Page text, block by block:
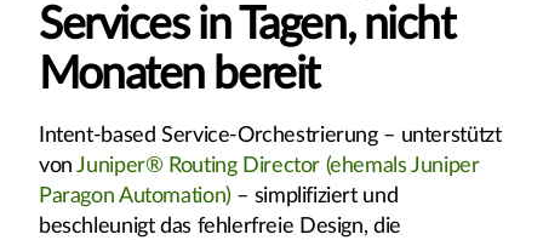
Services in Tagen, nicht
Monaten bereit
Intent-based Service-Orchestrierung – unterstützt
vonJuniper® Routing Director (ehemals Juniper
Paragon Automation) – simplifiziert und
beschleunigt das fehlerfreie Design, die